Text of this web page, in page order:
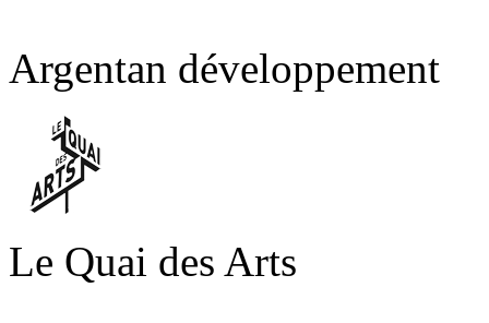
Argentan développement
Le Quai des Arts